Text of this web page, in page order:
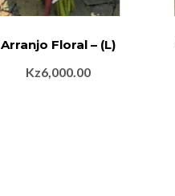
Arranjo Floral – (L)
Kz6,000.00